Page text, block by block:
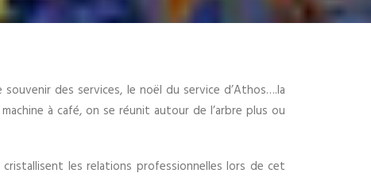
des services, le noël du service d’Athos….la
à café, on se réunit autour de l’arbre plus ou
les relations professionnelles lors de cet